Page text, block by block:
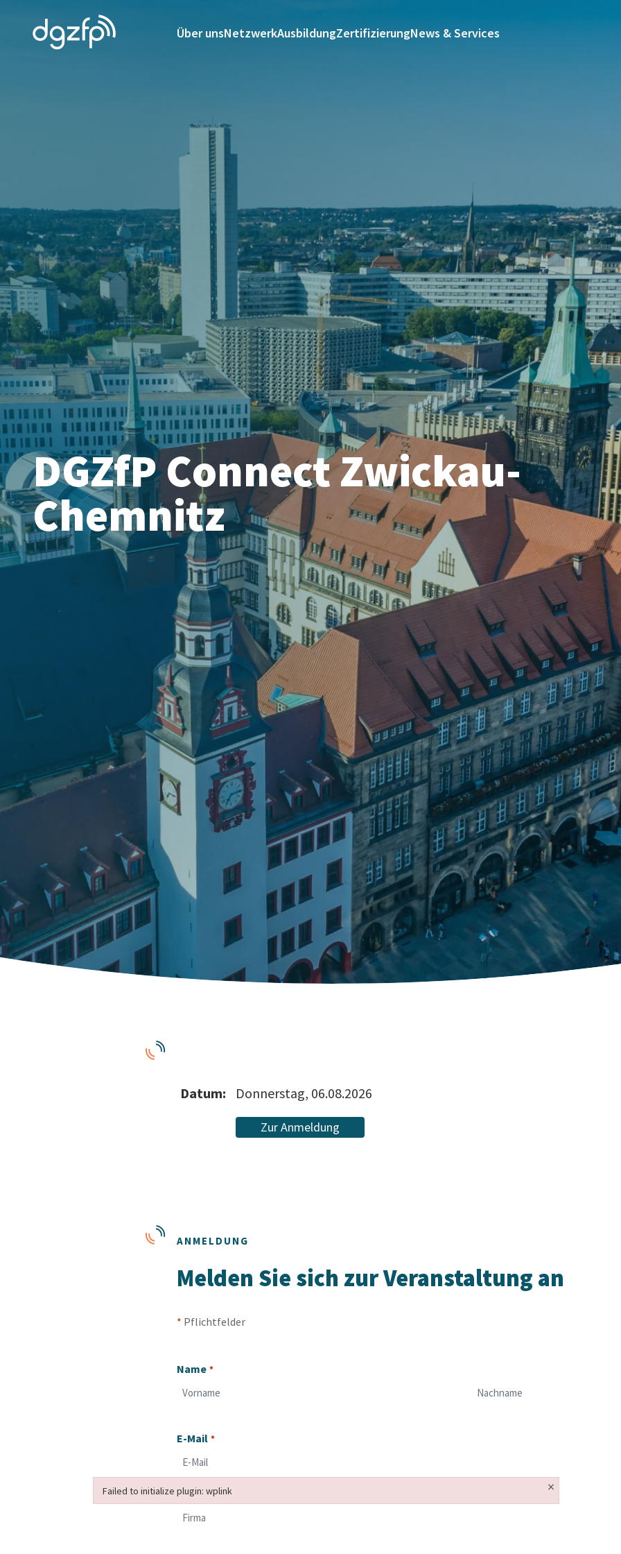
Über unsNetzwerkAusbildungZertifizierungNews & Services
DGZfP Connect Zwickau-
Chemnitz
Datum: Donnerstag, 06.08.2026
Zur Anmeldung
ANMELDUNG
Melden Sie sich zur Veranstaltung an
* Pflichtfelder
Name *
E-Mail *
Firma *
Failed to initialize plugin: wplink ×
Failed to initialize plugin: wplink
Failed to initialize plugin: wplink ×
Failed to initialize plugin: wplink
Failed to initialize plugin: wplink ×
Failed to initialize plugin: wplink